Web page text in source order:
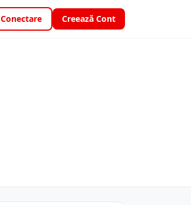
Conectare Creează Cont